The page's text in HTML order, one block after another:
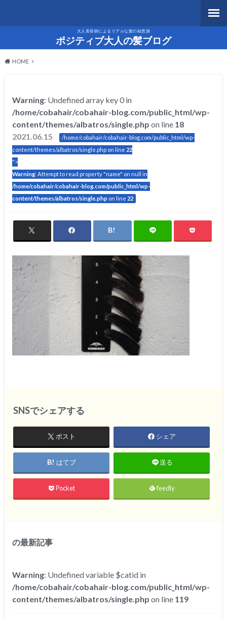
大人美容師によるリアルな髪の知恵袋
ポジティブ大人の髪ブログ
HOME
Warning: Undefined array key 0 in
/home/cobahair/cobahair-blog.com/public_html/wp-
content/themes/albatros/single.php on line 18
2021.06.15
/home/cobahair/cobahair-blog.com/public_html/wp-
content/themes/albatros/single.php on line 22
">
Warning: Attempt to read property "name" on null in
/home/cobahair/cobahair-blog.com/public_html/wp-
content/themes/albatros/single.php on line 22
SNSでシェアする
ポスト シェア
はてブ 送る
Pocket feedly
の最新記事
Warning: Undefined variable $catid in
/home/cobahair/cobahair-blog.com/public_html/wp-
content/themes/albatros/single.php on line 119